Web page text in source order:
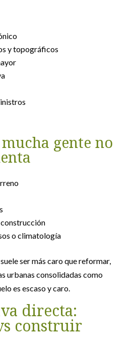
y topográficos
gente no
o climatología
ser más caro que reformar,
urbanas consolidadas como
es escaso y caro.
directa:
construir